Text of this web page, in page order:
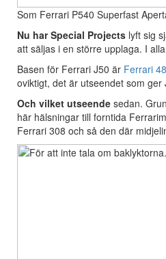
Som Ferrari P540 Superfast
Nu har Special Projects lyft sig
att säljas i en större upplaga. I
Basen för Ferrari J50 är Ferrari
oviktigt, det är utseendet som
Och vilket utseende sedan.
här hälsningar till forntida
Ferrari 308 och så den där